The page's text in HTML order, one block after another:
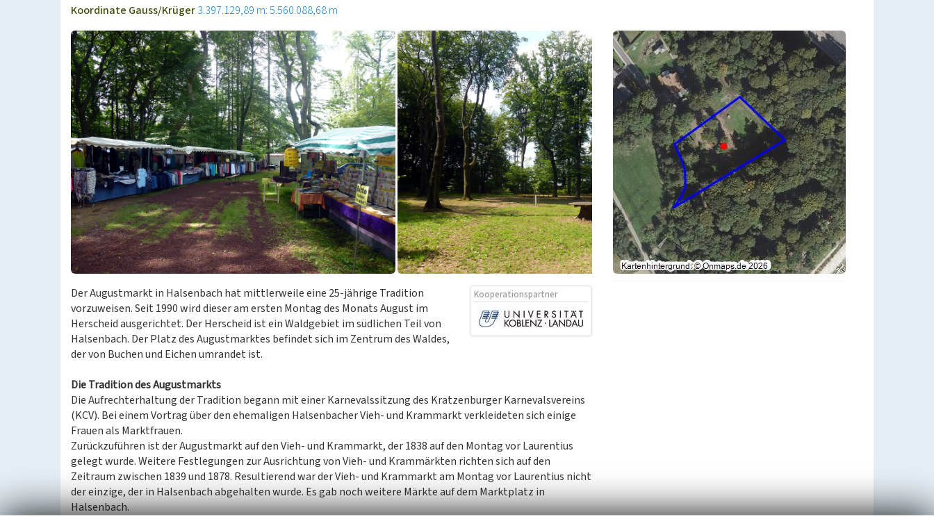
Koordinate Gauss/Krüger3.397.129,89 m: 5.560.088,68 m
Kooperationspartner
Der Augustmarkt in Halsenbach hat mittlerweile eine 25-jährige Tradition
vorzuweisen. Seit 1990 wird dieser am ersten Montag des Monats August im
Herscheid ausgerichtet. Der Herscheid ist ein Waldgebiet im südlichen Teil von
Halsenbach. Der Platz des Augustmarktes befindet sich im Zentrum des Waldes,
der von Buchen und Eichen umrandet ist.
Die Tradition des Augustmarkts
Die Aufrechterhaltung der Tradition begann mit einer Karnevalssitzung des Kratzenburger Karnevalsvereins
(KCV). Bei einem Vortrag über den ehemaligen Halsenbacher Vieh- und Krammarkt verkleideten sich einige
Frauen als Marktfrauen.
Zurückzuführen ist der Augustmarkt auf den Vieh- und Krammarkt, der 1838 auf den Montag vor Laurentius
gelegt wurde. Weitere Festlegungen zur Ausrichtung von Vieh- und Krammärkten richten sich auf den
Zeitraum zwischen 1839 und 1878. Resultierend war der Vieh- und Krammarkt am Montag vor Laurentius nicht
der einzige, der in Halsenbach abgehalten wurde. Es gab noch weitere Märkte auf dem Marktplatz in
Halsenbach.